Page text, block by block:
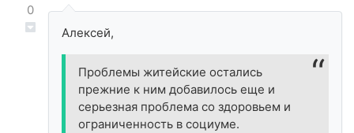
0
Алексей,
Проблемы житейские остались
прежние к ним добавилось еще и
серьезная проблема со здоровьем и
ограниченность в социуме.